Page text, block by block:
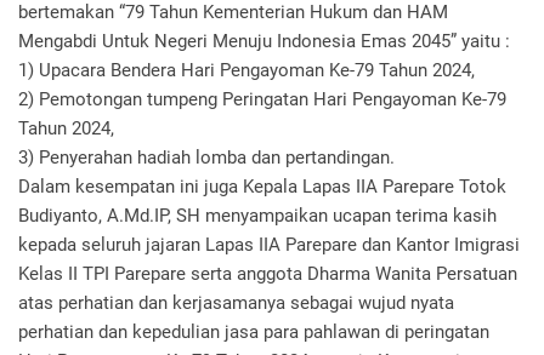
bertemakan “79 Tahun Kementerian Hukum dan HAM
Mengabdi Untuk Negeri Menuju Indonesia Emas 2045” yaitu :
1) Upacara Bendera Hari Pengayoman Ke-79 Tahun 2024,
2) Pemotongan tumpeng Peringatan Hari Pengayoman Ke-79
Tahun 2024,
3) Penyerahan hadiah lomba dan pertandingan.
Dalam kesempatan ini juga Kepala Lapas IIA Parepare Totok
Budiyanto, A.Md.IP, SH menyampaikan ucapan terima kasih
kepada seluruh jajaran Lapas IIA Parepare dan Kantor Imigrasi
Kelas II TPI Parepare serta anggota Dharma Wanita Persatuan
atas perhatian dan kerjasamanya sebagai wujud nyata
perhatian dan kepedulian jasa para pahlawan di peringatan